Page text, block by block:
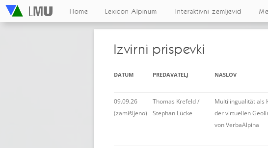
Home Lexicon Alpinum Interaktivni zemljevid
Izvirni prispevki
DATUM PREDAVATELJ NASLOV
09.09.26
(zamišljeno)
Thomas Krefeld /
Stephan Lücke
Multilingualität als
der virtuellen
von VerbaAlpina